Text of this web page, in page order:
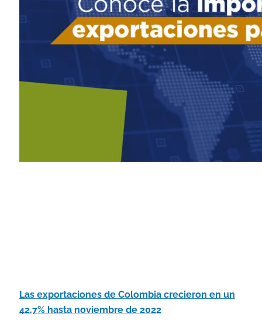
Las exportaciones de Colombia crecieron en un
42.7% hasta noviembre de 2022